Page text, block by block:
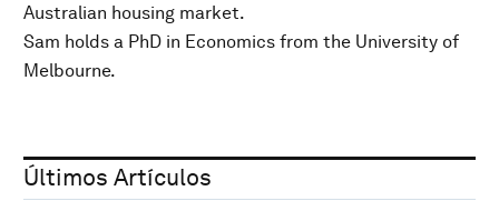
Australian housing market.
Sam holds a PhD in Economics from the University of
Melbourne.
Últimos Artículos